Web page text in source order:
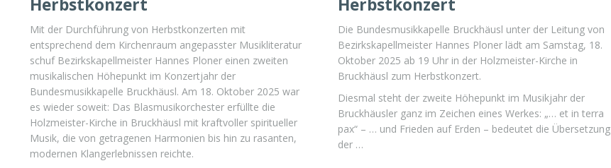
Herbstkonzert
Mit der Durchführung von Herbstkonzerten mit
entsprechend dem Kirchenraum angepasster Musikliteratur
schuf Bezirkskapellmeister Hannes Ploner einen zweiten
musikalischen Höhepunkt im Konzertjahr der
Bundesmusikkapelle Bruckhäusl. Am 18. Oktober 2025 war
es wieder soweit: Das Blasmusikorchester erfüllte die
Holzmeister-Kirche in Bruckhäusl mit kraftvoller spiritueller
Musik, die von getragenen Harmonien bis hin zu rasanten,
modernen Klangerlebnissen reichte.
Herbstkonzert
Die Bundesmusikkapelle Bruckhäusl unter der Leitung von
Bezirkskapellmeister Hannes Ploner lädt am Samstag, 18.
Oktober 2025 ab 19 Uhr in der Holzmeister-Kirche in
Bruckhäusl zum Herbstkonzert.
Diesmal steht der zweite Höhepunkt im Musikjahr der
Bruckhäusler ganz im Zeichen eines Werkes: „… et in terra
pax“ – … und Frieden auf Erden – bedeutet die Übersetzung
der …